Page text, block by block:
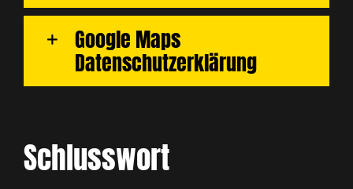
Google Maps
Datenschutzerklärung
Schlusswort